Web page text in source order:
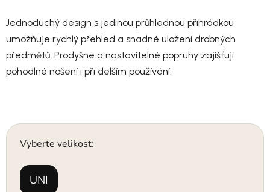
Jednoduchý design s jedinou průhlednou přihrádkou
umožňuje rychlý přehled a snadné uložení drobných
předmětů. Prodyšné a nastavitelné popruhy zajišťují
pohodlné nošení i při delším používání.
Vyberte velikost:
UNI